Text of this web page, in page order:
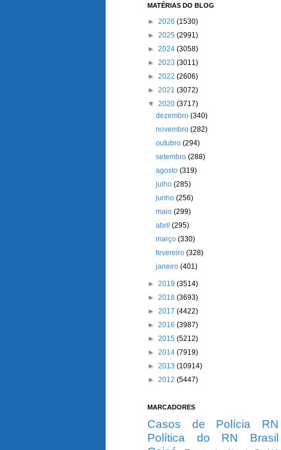
MATÉRIAS DO BLOG
► 2026 (1530)
► 2025 (2991)
► 2024 (3058)
► 2023 (3011)
► 2022 (2606)
► 2021 (3072)
▼ 2020 (3717)
dezembro(340)
novembro(282)
outubro(294)
setembro(288)
agosto(319)
julho(285)
junho(256)
maio(299)
abril(295)
março(330)
fevereiro(328)
janeiro(401)
► 2019 (3514)
► 2018 (3693)
► 2017 (4422)
► 2016 (3987)
► 2015 (5212)
► 2014 (7919)
► 2013 (10914)
► 2012 (5447)
MARCADORES
Casos de Polícia
RN
Política do RN
Brasil